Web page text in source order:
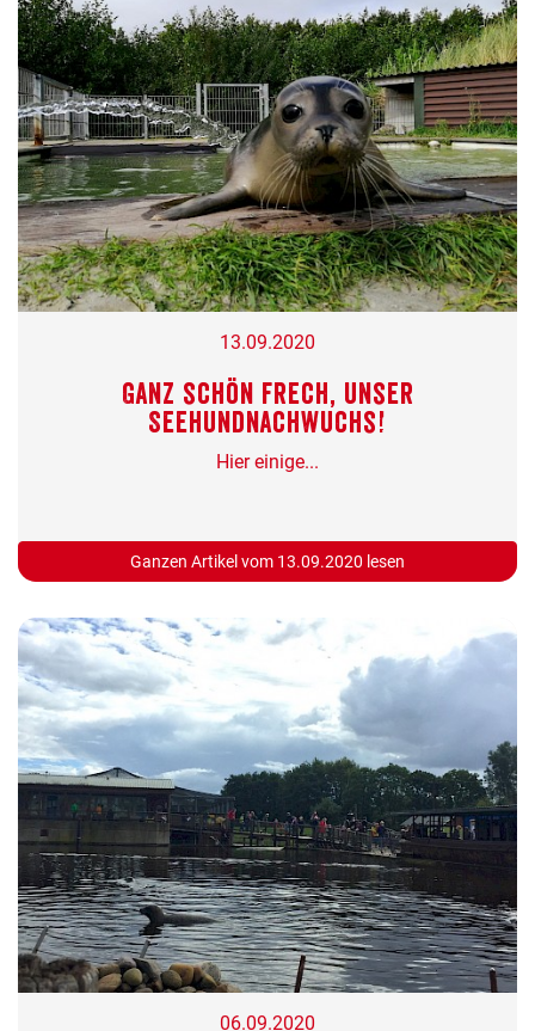
13.09.2020
Ganz schön frech, unser
Seehundnachwuchs!
Hier einige...
Ganzen Artikel vom 13.09.2020 lesen
06.09.2020